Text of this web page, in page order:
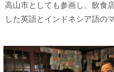
高山市としても参画し、飲食
した英語とインドネシア語の